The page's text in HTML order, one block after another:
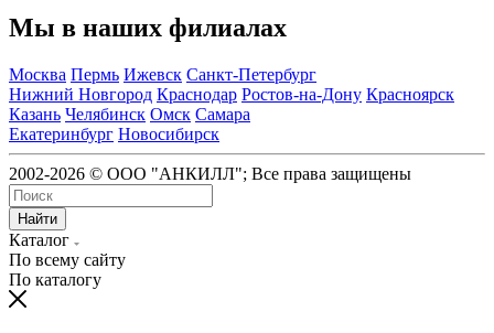
Мы в наших филиалах
Москва Пермь Ижевск Санкт-Петербург
Нижний Новгород Краснодар Ростов-на-Дону Красноярск
Казань Челябинск Омск Самара
Екатеринбург Новосибирск
2002-2026 © ООО "АНКИЛЛ"; Все права защищены
Найти
Каталог
По всему сайту
По каталогу